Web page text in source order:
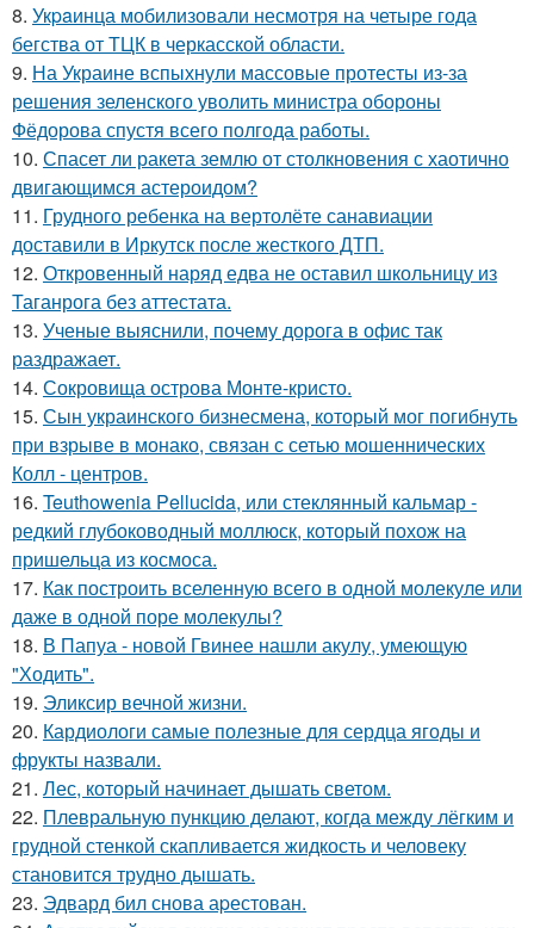
8. Укpaинца мобилизовали несмотря на четыре года
бегства от ТЦК в черкасской области.
9. На Украине вспыхнули массовые протесты из-за
решения зеленского уволить министра обороны
Фёдорова спустя всего полгода работы.
10. Спасет ли ракета землю от столкновения с хаотично
двигающимся астероидом?
11. Грудного ребенка на вертолёте санавиации
доставили в Иркутск после жесткого ДТП.
12. Откровенный наряд едва не оставил школьницу из
Таганрога без аттестата.
13. Ученые выяснили, почему дорога в офис так
раздражает.
14. Сокровища острова Монте-кристо.
15. Сын украинского бизнесмена, который мог погибнуть
при взрыве в монако, связан с сетью мошеннических
Колл - центров.
16. Teuthowenia Pellucida, или стеклянный кальмар -
редкий глубоководный моллюск, который похож на
пришельца из космоса.
17. Как построить вселенную всего в одной молекуле или
даже в одной поре молекулы?
18. В Папуа - новой Гвинее нашли акулу, умеющую
"Ходить".
19. Эликсир вечной жизни.
20. Кардиологи самые полезные для сердца ягоды и
фрукты назвали.
21. Лес, который начинает дышать светом.
22. Плевральную пункцию делают, когда между лёгким и
грудной стенкой скапливается жидкость и человеку
становится трудно дышать.
23. Эдвард бил снова аpестован.